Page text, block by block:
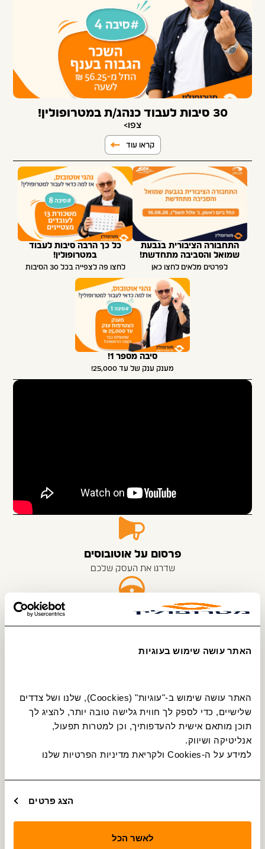
האתר עושה שימוש בעוגיות
אנליטיקה ושיווק.
למידע על ה-Cookies ולקריאת מדיניות הפרטיות שלנו
הצג פרטים
לאשר הכל
30 סיבות לעבוד כנהג/ת במטרופולין!
צפו>
קראו עוד
התחבורה הציבורית בגבעת
שמואל והסביבה מתחדשת!
לפרטים מלאים לחצו כאן
כל כך הרבה סיבות לעבוד
במטרופולין!
לחצו פה לצפייה בכל 30 הסיבות
סיבה מספר 1!
מענק ענק של עד 25,000!
פרסום על אוטובוסים
שדרגו את העסק שלכם
מחפשים נהגים ונהגות
נהג מקצועי? יש לנו הצעה מצוינת בשבילך
מהתנאים הטובים בענף